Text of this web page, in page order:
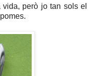
però jo tan sols el